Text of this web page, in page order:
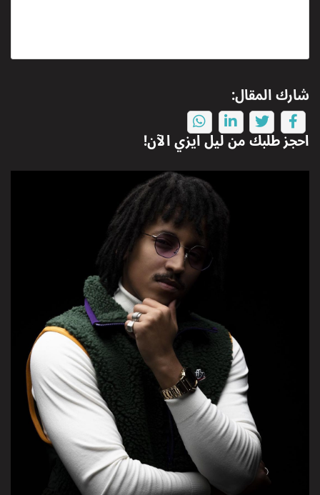
شارك المقال:
احجز طلبك منليل ايزيالآن!